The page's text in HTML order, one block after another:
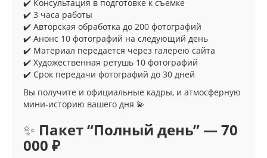
✔️ Консультация в подготовке к съемке
✔️ 3 часа работы
✔️ Авторская обработка до 200 фотографий
✔️ Анонс 10 фотографий на следующий день
✔️ Материал передается через галерею сайта
✔️ Художественная ретушь 10 фотографий
✔️ Срок передачи фотографий до 30 дней
Вы получите и официальные кадры, и атмосферную
мини-историю вашего дня 💫
✨ Пакет “Полный день” — 70
000 ₽